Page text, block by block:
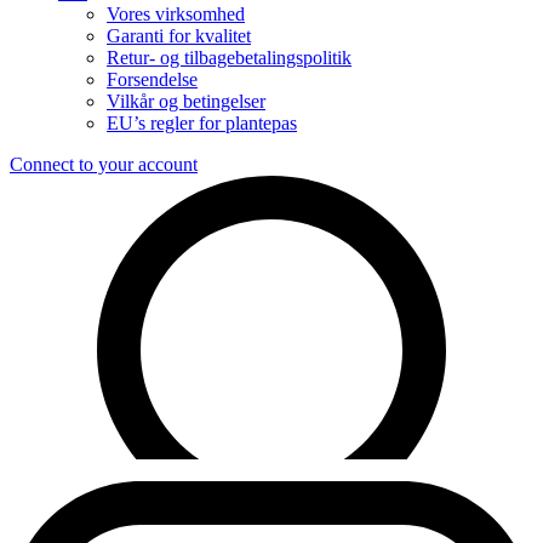
Vores virksomhed
Garanti for kvalitet
Retur- og tilbagebetalingspolitik
Forsendelse
Vilkår og betingelser
EU’s regler for plantepas
Connect to your account